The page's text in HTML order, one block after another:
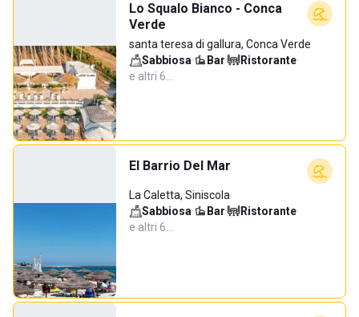
Lo Squalo Bianco - Conca
Verde
santa teresa di gallura, Conca Verde
Sabbiosa· Bar· Ristorante·
e altri 6…
El Barrio Del Mar
La Caletta, Siniscola
Sabbiosa· Bar· Ristorante·
e altri 6…